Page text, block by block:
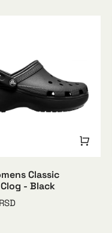
Classic
- Black
RSD